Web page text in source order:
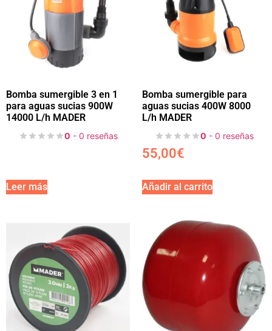
Bomba sumergible 3 en 1
para aguas sucias 900W
14000 L/h MADER
0 - 0 reseñas
Leer más
Bomba sumergible para
aguas sucias 400W 8000
L/h MADER
0 - 0 reseñas
55,00€
Añadir al carrito